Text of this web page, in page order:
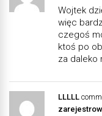
Wojtek
więc
czegoś
ktoś po
za daleko
LLLLL